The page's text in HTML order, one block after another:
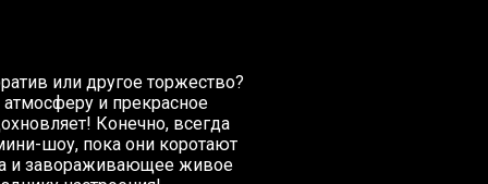
или другое торжество?
и прекрасное
Конечно, всегда
шоу, пока они коротают
и завораживающее живое